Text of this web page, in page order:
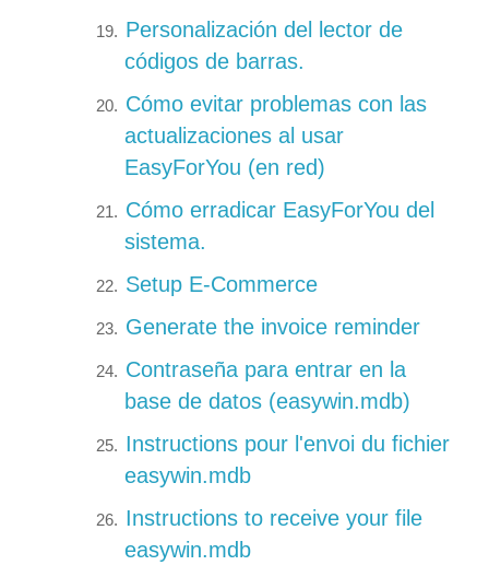
Personalización del lector de
códigos de barras.
Cómo evitar problemas con las
actualizaciones al usar
EasyForYou (en red)
Cómo erradicar EasyForYou del
sistema.
Setup E-Commerce
Generate the invoice reminder
Contraseña para entrar en la
base de datos (easywin.mdb)
Instructions pour l'envoi du fichier
easywin.mdb
Instructions to receive your file
easywin.mdb